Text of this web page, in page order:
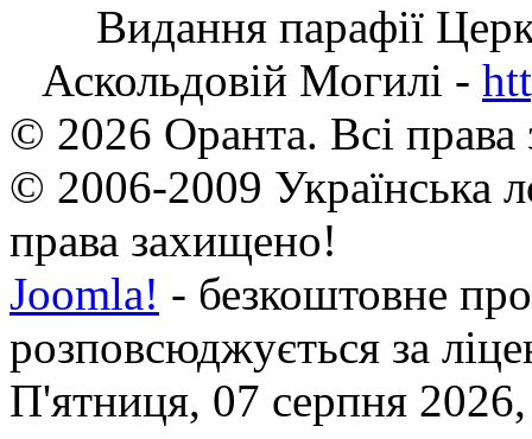
Видання парафії
Аскольдовій Могилі -
© 2026 Оранта. Всі
© 2006-2009 Українська
права захищено!
Joomla! - безкоштовне
розповсюджується за
П'ятниця, 07 серпня